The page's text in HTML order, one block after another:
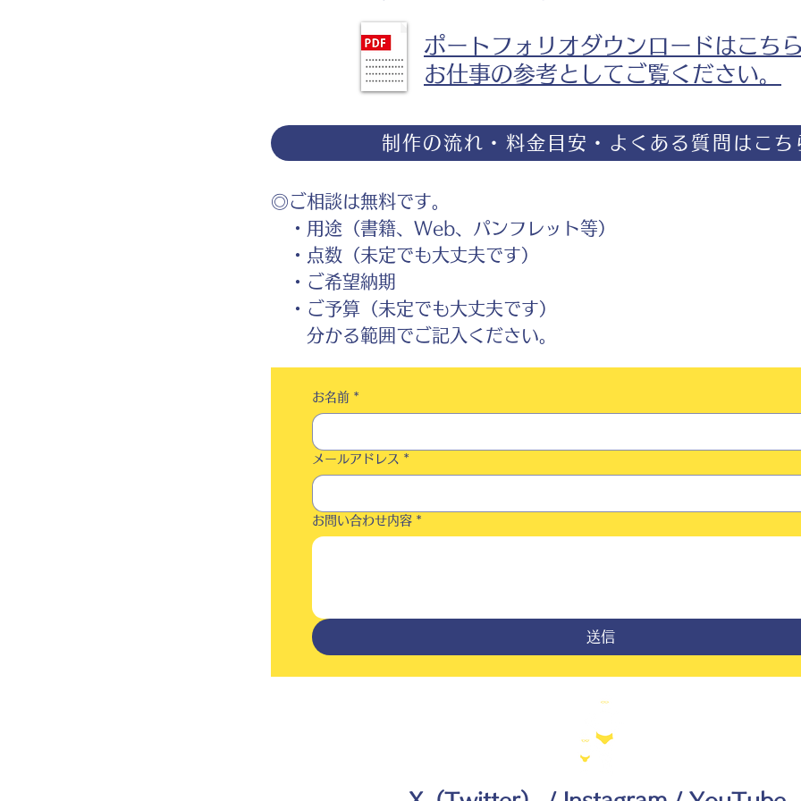
ポートフォリオダウンロードはこち
お仕事の参考としてご覧ください。
制作の流れ・料金目安・よくある質問はこち
◎ご相談は無料です。
・用途（書籍、Web、パンフレット等）
・点数（未定でも大丈夫です）
・ご希望納期
・ご予算（未定でも大丈夫です）
分かる範囲でご記入ください。
お名前 *
メールアドレス *
お問い合わせ内容 *
送信